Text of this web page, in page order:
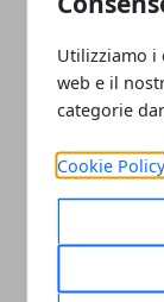
Utilizziamo i
web e il
categorie
Cookie Policy
ARTICOLI